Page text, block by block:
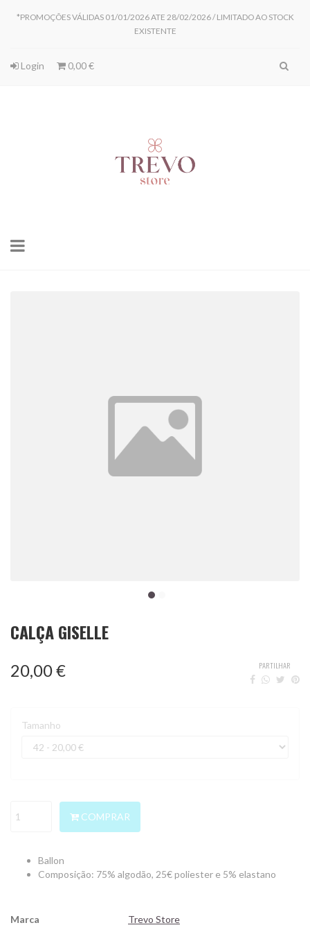
*PROMOÇÕES VÁLIDAS 01/01/2026 ATE 28/02/2026 / LIMITADO AO STOCK
EXISTENTE
Login 0,00 €
Toggle
CALÇA GISELLE
20,00 € PARTILHAR
Tamanho
COMPRAR
Ballon
Composição: 75% algodão, 25€ poliester e 5% elastano
Marca Trevo Store